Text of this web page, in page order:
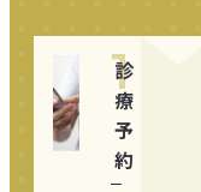
1
診
療
予
約